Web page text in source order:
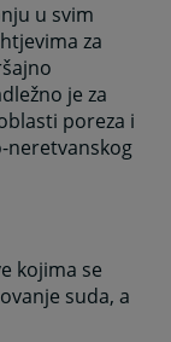
u svim
za
je za
poreza i
neretvanskog
kojima se
suda, a